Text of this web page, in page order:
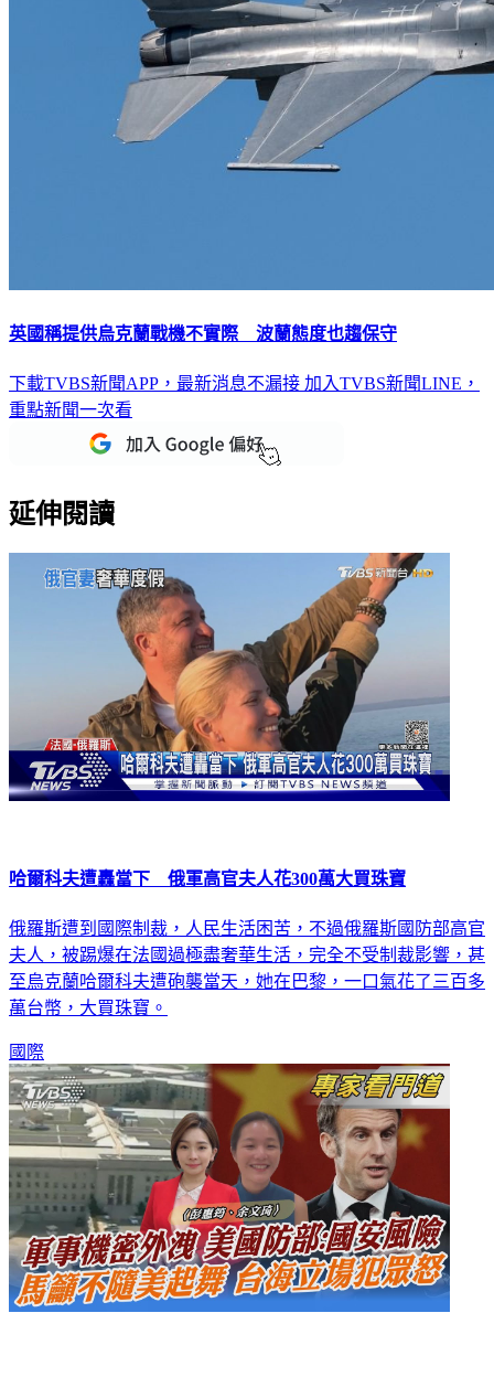
英國稱提供烏克蘭戰機不實際 波蘭態度也趨保守
下載TVBS新聞APP，最新消息不漏接 加入TVBS新聞LINE，
重點新聞一次看
延伸閱讀
哈爾科夫遭轟當下 俄軍高官夫人花300萬大買珠寶
俄羅斯遭到國際制裁，人民生活困苦，不過俄羅斯國防部高官
夫人，被踢爆在法國過極盡奢華生活，完全不受制裁影響，甚
至烏克蘭哈爾科夫遭砲襲當天，她在巴黎，一口氣花了三百多
萬台幣，大買珠寶。
國際